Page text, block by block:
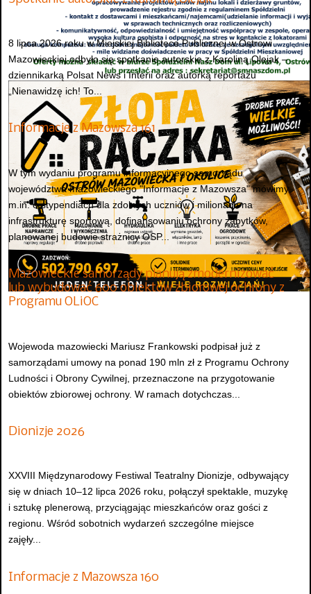
8 lipca 2026 roku w Miejskiej Bibliotece Publicznej w Ostrowi
Mazowieckiej odbyło się spotkanie autorskie z Karoliną Olejak –
dziennikarką Polsat News i Interii oraz autorką reportażu
„Nienawidzę ich! To...
Informacje z Mazowsza 161
W tym wydaniu programu informacyjnego samorządu
województwa mazowieckiego "Informacje z Mazowsza" mówimy
m.in. o stypendiach dla zdolnych uczniów i milionach na
infrastrukturę sportową, dofinansowaniu ochrony zabytków,
planowanej budowie strażnicy OSP...
Mazowieckie samorządy planują zmodernizować
lub wybudować 600 obiektów zbiorowej ochrony z
Programu OLiOC
Wojewoda mazowiecki Mariusz Frankowski podpisał już z
samorządami umowy na ponad 190 mln zł z Programu Ochrony
Ludności i Obrony Cywilnej, przeznaczone na przygotowanie
obiektów zbiorowej ochrony. W ramach dotychczas...
Dionizje 2026
XXVIII Międzynarodowy Festiwal Teatralny Dionizje, odbywający
się w dniach 10–12 lipca 2026 roku, połączył spektakle, muzykę
i sztukę plenerową, przyciągając mieszkańców oraz gości z
regionu. Wśród sobotnich wydarzeń szczególne miejsce
zajęły...
Informacje z Mazowsza 160